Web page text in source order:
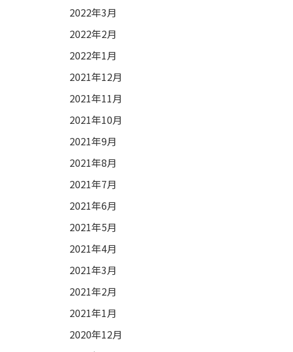
2022年3月
2022年2月
2022年1月
2021年12月
2021年11月
2021年10月
2021年9月
2021年8月
2021年7月
2021年6月
2021年5月
2021年4月
2021年3月
2021年2月
2021年1月
2020年12月